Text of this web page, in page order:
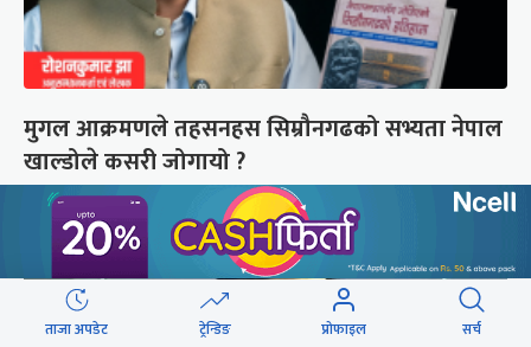
मुगल आक्रमणले तहसनहस सिम्रौनगढको सभ्यता नेपाल
खाल्डोले कसरी जोगायो ?
ताजा अपडेट ट्रेन्डिङ प्रोफाइल सर्च